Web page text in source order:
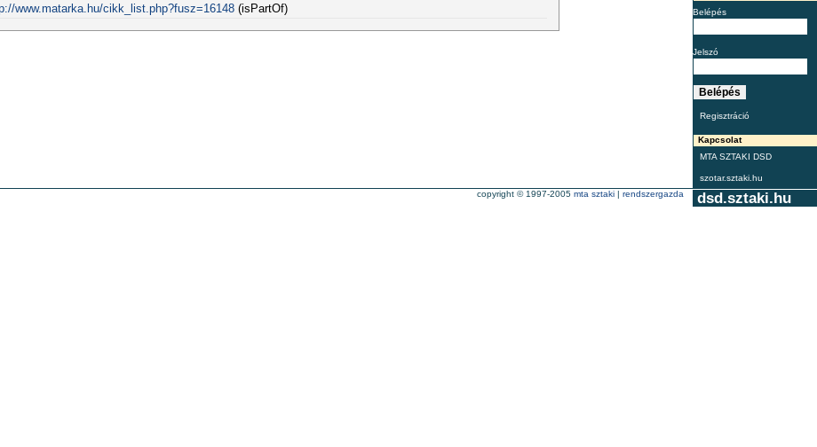
Belépés
Jelszó
Regisztráció
Kapcsolat
MTA SZTAKI DSD
szotar.sztaki.hu
www.matarka.hu/cikk_list.php?fusz=16148(isPartOf)
dsd.sztaki.hu
copyright © 1997-2005 mta sztaki | rendszergazda